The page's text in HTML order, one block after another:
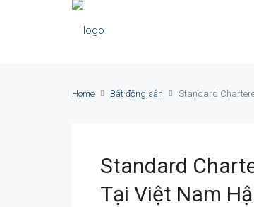
Home Bất động sản Standard
Standard
Tại Việt Nam